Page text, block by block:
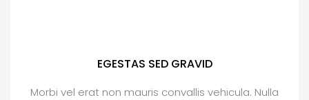
EGESTAS SED GRAVID
Morbi vel erat non mauris convallis vehicula. Nulla